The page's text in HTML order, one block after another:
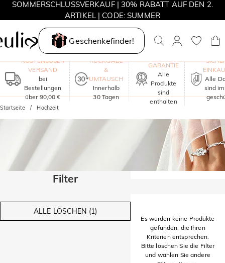
SOMMERSCHLUSSVERKAUF | 30% RABATT AUF DEN 2.
ARTIKEL | CODE: SUMMER
MOVE MY WAY | 3 KAUFEN, HALSKETTE GRATIS
Geschenkefinder!
KOSTENLOSER
VERSAND
bei
Bestellungen
über 90,00 €
RÜCKGABE
&
UMTAUSCH
Innerhalb
30 Tagen
GARANTIE
Alle
Produkte
sind
enthalten
Alle
sind
Startseite Hochzeit
Filter
ALLE LÖSCHEN (1)
Es wurden keine Produkte
gefunden, die Ihren
Kriterien entsprechen.
Bitte löschen Sie die Filter
und wählen Sie andere